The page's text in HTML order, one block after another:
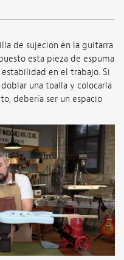
de sujeción en la guitarra
esta pieza de espuma
en el trabajo. Si
una toalla y colocarla
debería ser un espacio